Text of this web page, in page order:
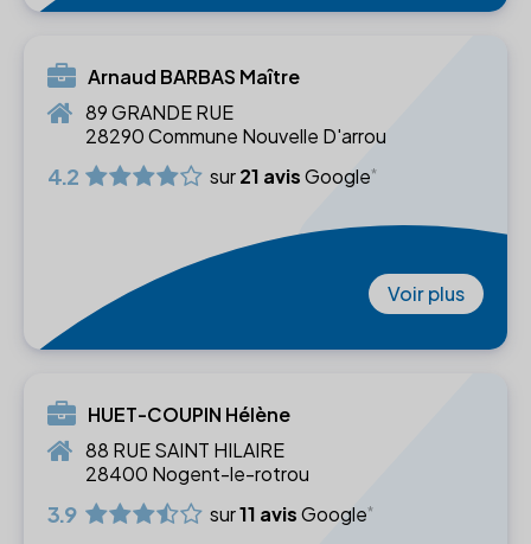
Arnaud BARBAS Maître
89 GRANDE RUE
28290 Commune Nouvelle D'arrou
4.2 sur21 avisGoogle
Voir plus
HUET-COUPIN Hélène
88 RUE SAINT HILAIRE
28400 Nogent-le-rotrou
3.9 sur11 avisGoogle